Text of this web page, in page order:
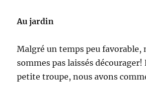
Au jardin
Malgré un temps peu favorable,
sommes pas laissés décourager!
petite troupe, nous avons